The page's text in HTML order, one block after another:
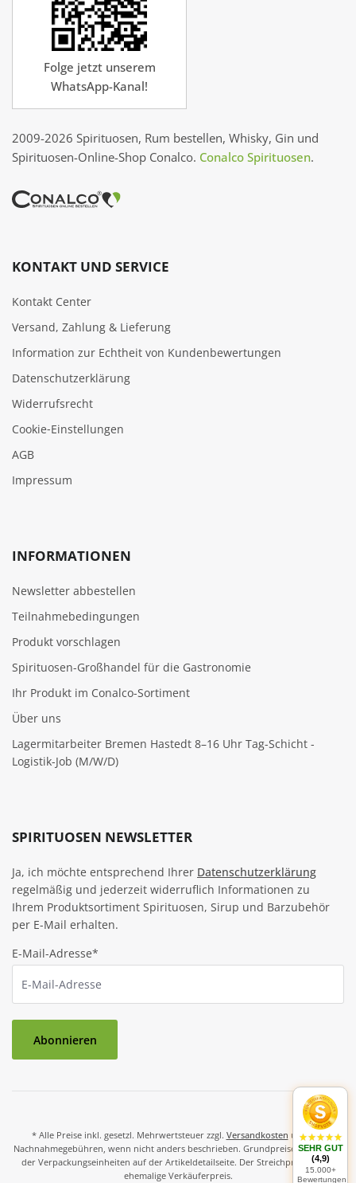
Folge jetzt unserem
WhatsApp-Kanal!
2009-2026 Spirituosen, Rum bestellen, Whisky, Gin und
Spirituosen-Online-Shop Conalco. Conalco Spirituosen.
KONTAKT UND SERVICE
Kontakt Center
Versand, Zahlung & Lieferung
Information zur Echtheit von Kundenbewertungen
Datenschutzerklärung
Widerrufsrecht
Cookie‑Einstellungen
AGB
Impressum
INFORMATIONEN
Newsletter abbestellen
Teilnahmebedingungen
Produkt vorschlagen
Spirituosen-Großhandel für die Gastronomie
Ihr Produkt im Conalco-Sortiment
Über uns
Lagermitarbeiter Bremen Hastedt 8–16 Uhr Tag-Schicht -
Logistik-Job (M/W/D)
SPIRITUOSEN NEWSLETTER
Ja, ich möchte entsprechend Ihrer Datenschutzerklärung
regelmäßig und jederzeit widerruflich Informationen zu
Ihrem Produktsortiment Spirituosen, Sirup und Barzubehör
per E-Mail erhalten.
E-Mail-Adresse*
Abonnieren
* Alle Preise inkl. gesetzl. Mehrwertsteuer zzgl. Versandkosten und ggf.
Nachnahmegebühren, wenn nicht anders beschrieben. Grundpreise und Preise
der Verpackungseinheiten auf der Artikeldetailseite. Der Streichpreis ist der
ehemalige Verkäuferpreis.
SEHR GUT
(4,9)
15.000+
Bewertungen